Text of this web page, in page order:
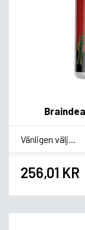
* Smagsvariant
256,01 KR